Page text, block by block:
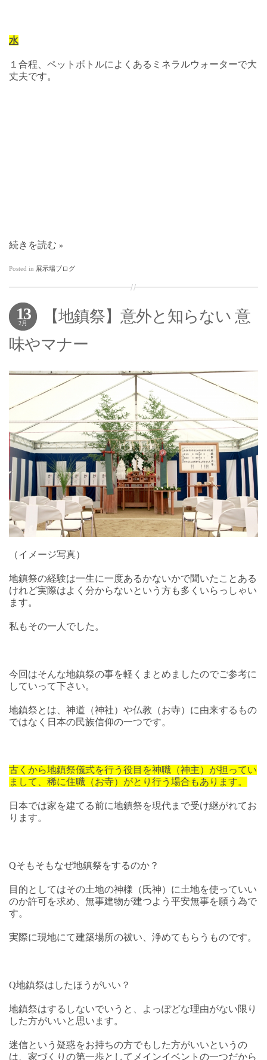
水
１合程、ペットボトルによくあるミネラルウォーターで大
丈夫です。
続きを読む
Posted in 展示場ブログ
13
2月
【地鎮祭】意外と知らない 意
味やマナー
（イメージ写真）
地鎮祭の経験は一生に一度あるかないかで聞いたことある
けれど実際はよく分からないという方も多くいらっしゃい
ます。
私もその一人でした。
今回はそんな地鎮祭の事を軽くまとめましたのでご参考に
していって下さい。
地鎮祭とは、神道（神社）や仏教（お寺）に由来するもの
ではなく日本の民族信仰の一つです。
古くから地鎮祭儀式を行う役目を神職（神主）が担ってい
まして、稀に住職（お寺）がとり行う場合もあります。
日本では家を建てる前に地鎮祭を現代まで受け継がれてお
ります。
Qそもそもなぜ地鎮祭をするのか？
目的としてはその土地の神様（氏神）に土地を使っていい
のか許可を求め、無事建物が建つよう平安無事を願う為で
す。
実際に現地にて建築場所の祓い、浄めてもらうものです。
Q地鎮祭はしたほうがいい？
地鎮祭はするしないでいうと、よっぽどな理由がない限り
した方がいいと思います。
迷信という疑惑をお持ちの方でもした方がいいというの
は、家づくりの第一歩としてメインイベントの一つだから